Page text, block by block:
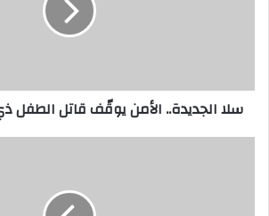
سلا الجديدة.. الأمن يوقّف قاتل